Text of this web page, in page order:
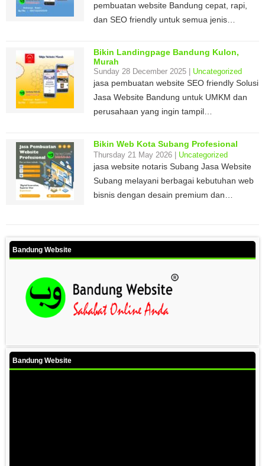
pembuatan website Bandung cepat, rapi,
dan SEO friendly untuk semua jenis…
Bikin Landingpage Bandung Kulon,
Murah
Sunday 28 December 2025 | Uncategorized
jasa pembuatan website SEO friendly Solusi
Jasa Website Bandung untuk UMKM dan
perusahaan yang ingin tampil…
Bikin Web Kota Subang Profesional
Thursday 21 May 2026 | Uncategorized
jasa website notaris Subang Jasa Website
Subang melayani berbagai kebutuhan web
bisnis dengan desain premium dan…
Bandung Website
Bandung Website